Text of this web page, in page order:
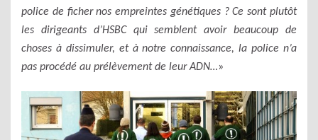
police de ficher nos empreintes génétiques ? Ce sont plutôt
les dirigeants d’HSBC qui semblent avoir beaucoup de
choses à dissimuler, et à notre connaissance, la police n’a
pas procédé au prélèvement de leur ADN…»